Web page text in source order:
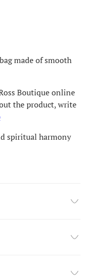
made of smooth
Boutique online
the product, write
spiritual harmony